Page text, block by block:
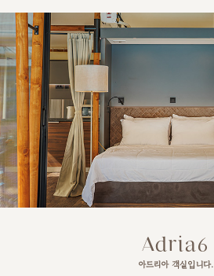
Adria 03
Adria 04
Adria 05
Adria 06
Adria 07
Adria 08
개별바비큐
TOUR
이천관광
RESERVE
예약안내
예약문의
Adria6
아드리아 객실입니다.